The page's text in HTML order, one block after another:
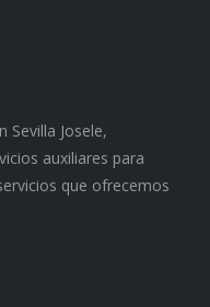
Sevilla Josele,
auxiliares para
que ofrecemos